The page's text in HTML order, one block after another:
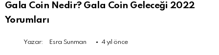
Gala Coin Nedir? Gala Coin Geleceği 2022
Yorumları
Yazar: Esra Sunman 4 yıl önce